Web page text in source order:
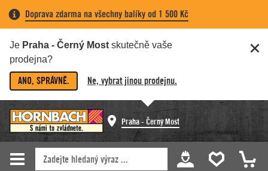
Doprava zdarma na všechny balíky od 1 500 Kč
Je Praha - Černý Most skutečně vaše
prodejna?
ANO, SPRÁVNĚ. Ne, vybrat jinou prodejnu.
Praha - Černý Most